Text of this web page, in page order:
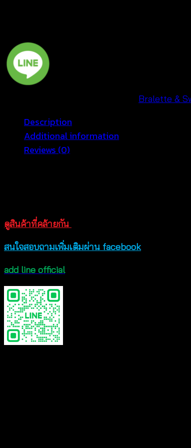
ถัก
โค
รเชต์
ชาย
660601170090
quantity
Bralette &
Description
Additional information
Reviews (0)
ดูสินค้าที่คล้ายกัน
สนใจสอบถามเพิ่มเติมผ่าน facebook
add line official